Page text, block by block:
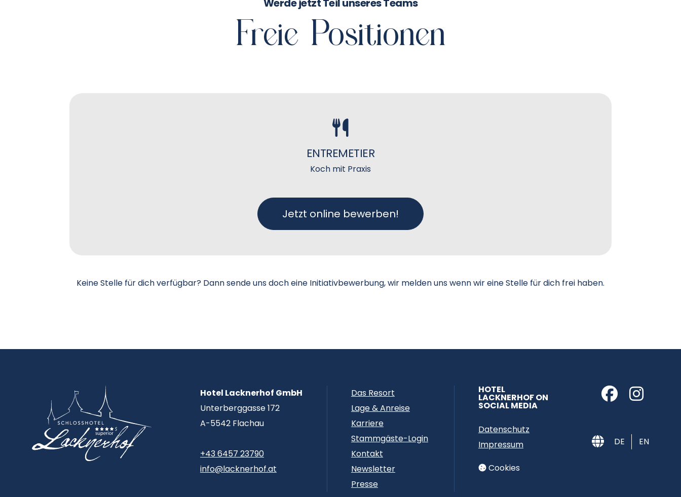
Freie Positionen
Werde jetzt Teil unseres Teams
ENTREMETIER
Koch mit Praxis
Jetzt online bewerben!
Keine Stelle für dich verfügbar? Dann sende uns doch eine Initiativbewerbung, wir melden uns wenn wir eine Stelle für dich frei haben.
Hotel Lacknerhof GmbH
Unterberggasse 172
A-5542 Flachau
+43 6457 23790
info@lacknerhof.at
Das Resort
Lage & Anreise
Karriere
Stammgäste-Login
Kontakt
Newsletter
Presse
HOTEL
LACKNERHOF ON
SOCIAL MEDIA
Datenschutz
Impressum
Cookies
DE EN